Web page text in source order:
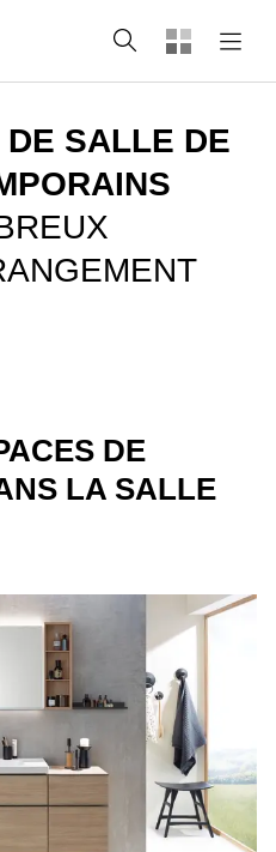
rechercher
SALLE DE
DE
LA SALLE